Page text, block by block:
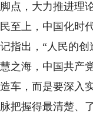
点，大力推进理
至上，中国化时
出，“人民的创
之海，中国共产
车，而是要深入
把握得最清楚、